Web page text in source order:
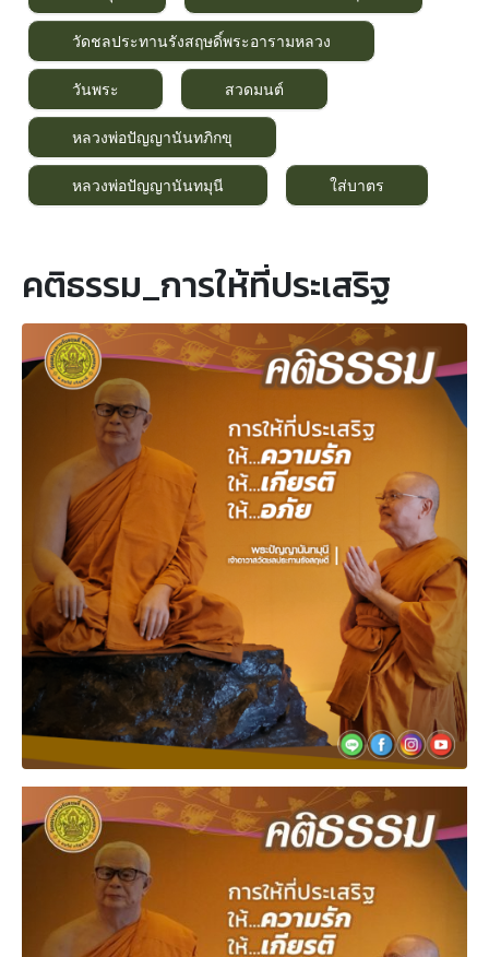
วัดชลประทานรังสฤษดิ์พระอารามหลวง
วันพระ สวดมนต์
หลวงพ่อปัญญานันทภิกขุ
หลวงพ่อปัญญานันทมุนี ใส่บาตร
คติธรรม_การให้ที่ประเสริฐ